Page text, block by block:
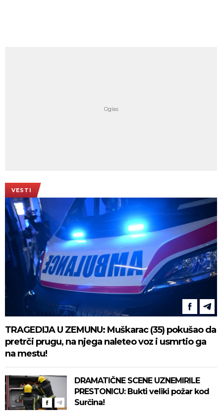
VESTI
TRAGEDIJA U ZEMUNU: Muškarac (35) pokušao da
pretrči prugu, na njega naleteo voz i usmrtio ga
na mestu!
DRAMATIČNE SCENE UZNEMIRILE
PRESTONICU: Bukti veliki požar kod
Surčina!